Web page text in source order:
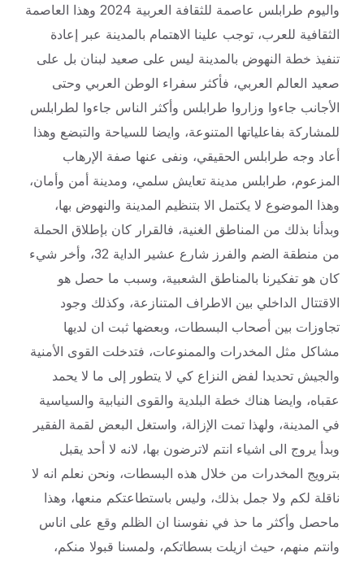
واليوم طرابلس عاصمة للثقافة العربية 2024 وهذا العاصمة
الثقافية للعرب، توجب علينا الاهتمام بالمدينة عبر إعادة
تنفيذ خطة النهوض بالمدينة ليس على صعيد لبنان بل على
صعيد العالم العربي، فأكثر سفراء الوطن العربي وحتى
الأجانب جاءوا وزاروا طرابلس وأكثر الناس جاءوا لطرابلس
للمشاركة بفاعلياتها المتنوعة، وايضا للسياحة والتبضع وهذا
أعاد وجه طرابلس الحقيقي، ونفى عنها صفة الإرهاب
المزعوم، طرابلس مدينة تعايش سلمي، ومدينة أمن وأمان،
وهذا الموضوع لا يكتمل الا بتنظيم المدينة والنهوض بها،
وبدأنا بذلك من المناطق الغنية، فالقرار كان بإطلاق الحملة
من منطقة الضم والفرز شارع عشير الداية 32، وأخر شيء
كان هو تفكيرنا بالمناطق الشعبية، وسبب ما حصل هو
الاقتتال الداخلي بين الاطراف المتنازعة، وكذلك وجود
تجاوزات بين أصحاب البسطات، وبعضها ثبت ان لديها
مشاكل مثل المخدرات والممنوعات، فتدخلت القوى الأمنية
والجيش تحديدا لفض النزاع كي لا يتطور إلى ما لا يحمد
عقباه، وايضا هناك خطة البلدية والقوى النيابية والسياسية
في المدينة، ولهذا تمت الإزالة، واستغل البعض لقمة الفقير
وبدأ يروج الى اشياء انتم لاترضون بها، لانه لا أحد يقبل
بترويج المخدرات من خلال هذه البسطات، ونحن نعلم انه لا
ناقلة لكم ولا جمل بذلك، وليس باستطاعتكم منعها، وهذا
ماحصل وأكثر ما حذ في نفوسنا ان الظلم وقع على اناس
وانتم منهم، حيث ازيلت بسطاتكم، ولمسنا قبولا منكم،